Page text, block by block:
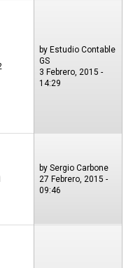
by Estudio Contable
GS
3 Febrero, 2015 -
14:29
by Sergio Carbone
27 Febrero, 2015 -
09:46